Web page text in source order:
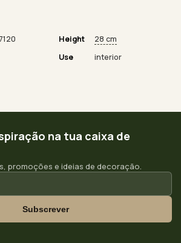
Height
28 cm
Use interior
na tua caixa de
promoções e ideias de decoração.
Subscrever